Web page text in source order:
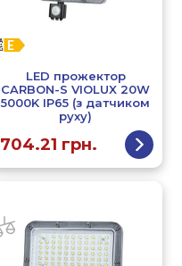
LED прожектор
CARBON-S VIOLUX 20W
5000K IP65 (з датчиком
руху)
704.21 грн.